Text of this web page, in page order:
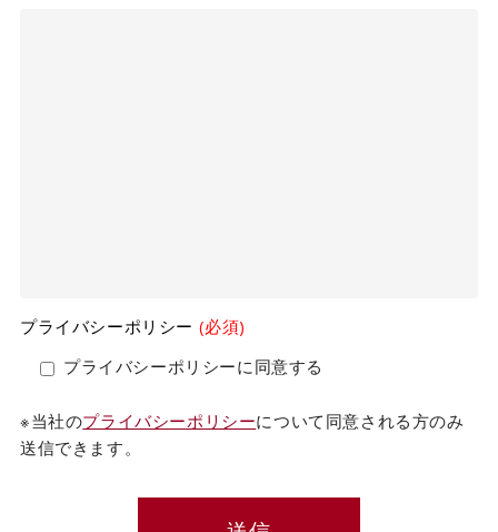
プライバシーポリシー (必須)
プライバシーポリシーに同意する
※当社のプライバシーポリシーについて同意される方のみ
送信できます。